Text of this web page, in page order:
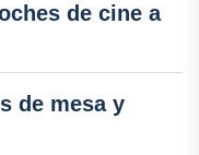
de cine a
de mesa y